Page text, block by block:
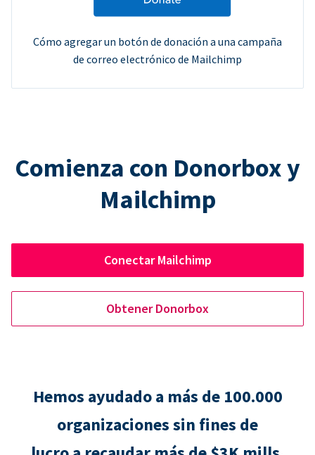
Cómo agregar un botón de donación a una campaña
de correo electrónico de Mailchimp
Comienza con Donorbox y
Mailchimp
Conectar Mailchimp
Obtener Donorbox
Hemos ayudado a más de 100.000
organizaciones sin fines de